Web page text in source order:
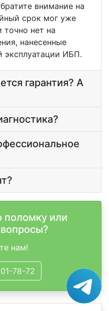
внимание на
срок мог уже
точно нет на
нанесенные
эксплуатации ИБП.
гарантия? А
или
нам!
78-72